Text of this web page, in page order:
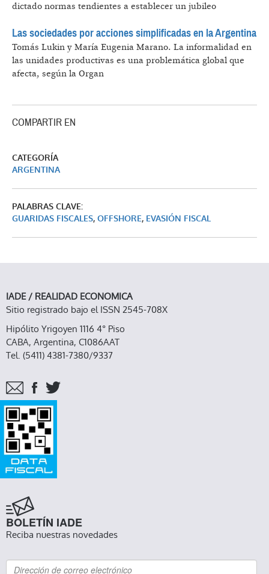
dictado normas tendientes a establecer un jubileo
Las sociedades por acciones simplificadas en la Argentina
Tomás Lukin y María Eugenia Marano. La informalidad en
las unidades productivas es una problemática global que
afecta, según la Organ
COMPARTIR EN
CATEGORÍA
ARGENTINA
PALABRAS CLAVE:
GUARIDAS FISCALES, OFFSHORE, EVASIÓN FISCAL
IADE / REALIDAD ECONOMICA
Sitio registrado bajo el ISSN 2545-708X
Hipólito Yrigoyen 1116 4° Piso
CABA, Argentina, C1086AAT
Tel. (5411) 4381-7380/9337
BOLETÍN IADE
Reciba nuestras novedades